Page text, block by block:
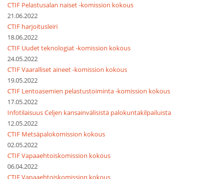
CTIF Pelastusalan naiset -komission kokous
21.06.2022
CTIF harjoitusleiri
18.06.2022
CTIF Uudet teknologiat -komission kokous
24.05.2022
CTIF Vaaralliset aineet -komission kokous
19.05.2022
CTIF Lentoasemien pelastustoiminta -komission kokous
17.05.2022
Infotilaisuus Celjen kansainvälisistä palokuntakilpailuista
12.05.2022
CTIF Metsäpalokomission kokous
02.05.2022
CTIF Vapaaehtoiskomission kokous
06.04.2022
CTIF Vapaaehtoiskomission kokous